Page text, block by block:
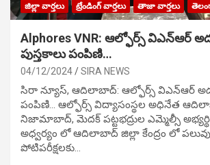
జిల్లా వార్తలు ట్రేండింగ్ వార్తలు తాజా వార్తలు
Alphores VNR: ఆల్ఫోర్స్ విఎన్ఆర్
పుస్తకాలు పంపిణి…
04/12/2024 SIRA NEWS
సిరా న్యూస్, ఆదిలాబాద్: ఆల్ఫోర్స్ విఎన్ఆర్
పంపిణి… ఆల్ఫోర్స్ విద్యాసంస్థల అధినేత
నిజామాబాద్, మెదక్ పట్టభద్రుల ఎమ్మెల్సీ అభ్యర్థి
అధ్వర్యం లో ఆదిలాబాద్ జిల్లా కేంద్రం లో
పోటిప‌రీక్ష‌ల‌కు…